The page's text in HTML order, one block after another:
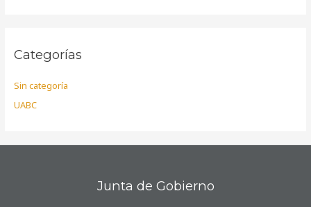
Categorías
Sin categoría
UABC
Junta de Gobierno